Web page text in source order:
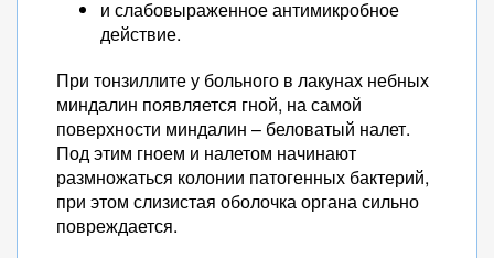
и слабовыраженное антимикробное
действие.
При тонзиллите у больного в лакунах небных
миндалин появляется гной, на самой
поверхности миндалин – беловатый налет.
Под этим гноем и налетом начинают
размножаться колонии патогенных бактерий,
при этом слизистая оболочка органа сильно
повреждается.